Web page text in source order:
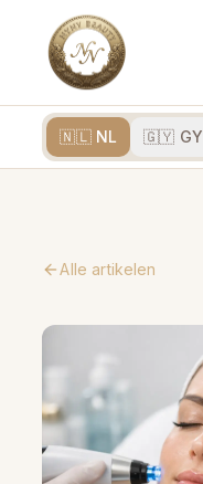
🇳🇱 NL 🇬🇾 GY
Alle artikelen